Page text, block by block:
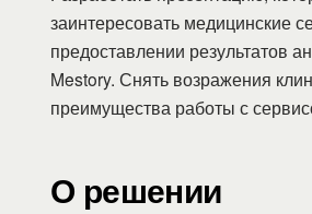
заинтересовать медицинские
предоставлении результатов
Mestory. Снять возражения
преимущества работы с
О решении